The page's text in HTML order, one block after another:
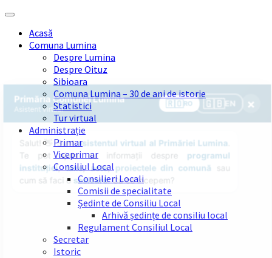
Skip
content
Skip
sidebar
Skip
right
sidebar
Skip
footerAcasă
Comuna Lumina
Despre Lumina
Despre Oituz
Sibioara
Comuna Lumina – 30 de ani de istorie
Statistici
Tur virtual
Administrație
Primar
Viceprimar
Consiliul Local
Consilieri Locali
Comisii de specialitate
Ședinte de Consiliu Local
Arhivă ședințe de consiliu local
Regulament Consiliul Local
Secretar
Istoric